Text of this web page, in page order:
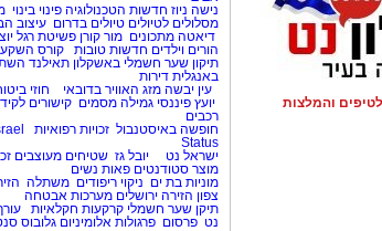
והמלצות
נישה ניוז חדשות הטכנולוגיה פינוי בינוי
מסלולים לטיולים טיולים בדרום עיצוב
דיאטה מתכונים מור קורן פשיטת רגל
הורים וילדים חדשות טובות קורס
תיקון שער חשמלי באשקלון תאילנד
באנגלית דירות
עין יבשה מזג האוויר בדובאי חוזי
יועץ פיננסי גמילה מסמים קישורים
רכבים
חופשה באיסטנבול זכויות רפואיות
Status
ישראל נט
יובל גז שטיחים מעוצבים
מוצר סטודנטים פאות נשים
מוניות בת ים ניקוי ריפודים משתלה
צפון הזירה ירושלים מערכות אבטחה
תיקן שער חשמלי קרקעות חקלאיות
נט פרסום פרגולות אלומיניום גלובוס